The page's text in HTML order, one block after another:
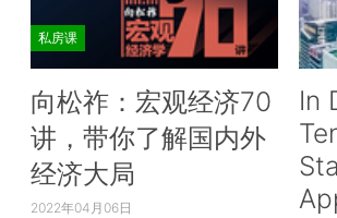
私房课
向松祚：宏观经济70
讲，带你了解国内外
经济大局
2022年04月06日
In